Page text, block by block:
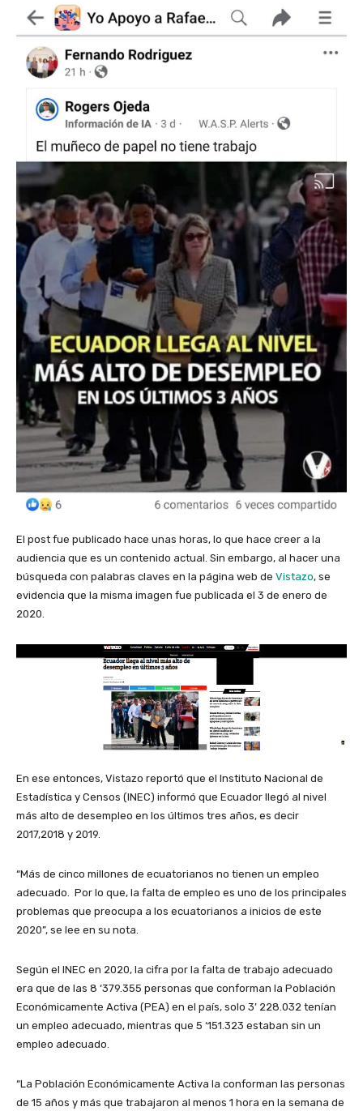
El post fue publicado hace unas horas, lo que hace creer a la
audiencia que es un contenido actual. Sin embargo, al hacer una
búsqueda con palabras claves en la página web de Vistazo, se
evidencia que la misma imagen fue publicada el 3 de enero de
2020.
En ese entonces, Vistazo reportó que el Instituto Nacional de
Estadística y Censos (INEC) informó que Ecuador llegó al nivel
más alto de desempleo en los últimos tres años, es decir
2017,2018 y 2019.
“Más de cinco millones de ecuatorianos no tienen un empleo
adecuado. Por lo que, la falta de empleo es uno de los principales
problemas que preocupa a los ecuatorianos a inicios de este
2020”, se lee en su nota.
Según el INEC en 2020, la cifra por la falta de trabajo adecuado
era que de las 8 ‘379.355 personas que conforman la Población
Económicamente Activa (PEA) en el país, solo 3’ 228.032 tenían
un empleo adecuado, mientras que 5 ‘151.323 estaban sin un
empleo adecuado.
“La Población Económicamente Activa la conforman las personas
de 15 años y más que trabajaron al menos 1 hora en la semana de